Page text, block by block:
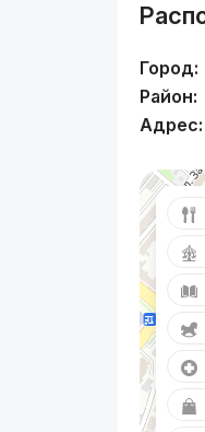
Город:
Район:
Адрес: